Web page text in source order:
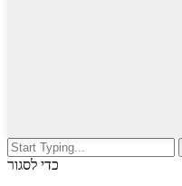
כדי לסגור